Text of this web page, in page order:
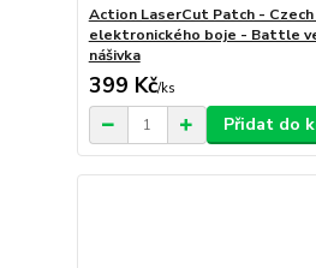
Action LaserCut Patch - Czech
elektronického boje - Battle
nášivka
399 Kč/ks
Přidat do